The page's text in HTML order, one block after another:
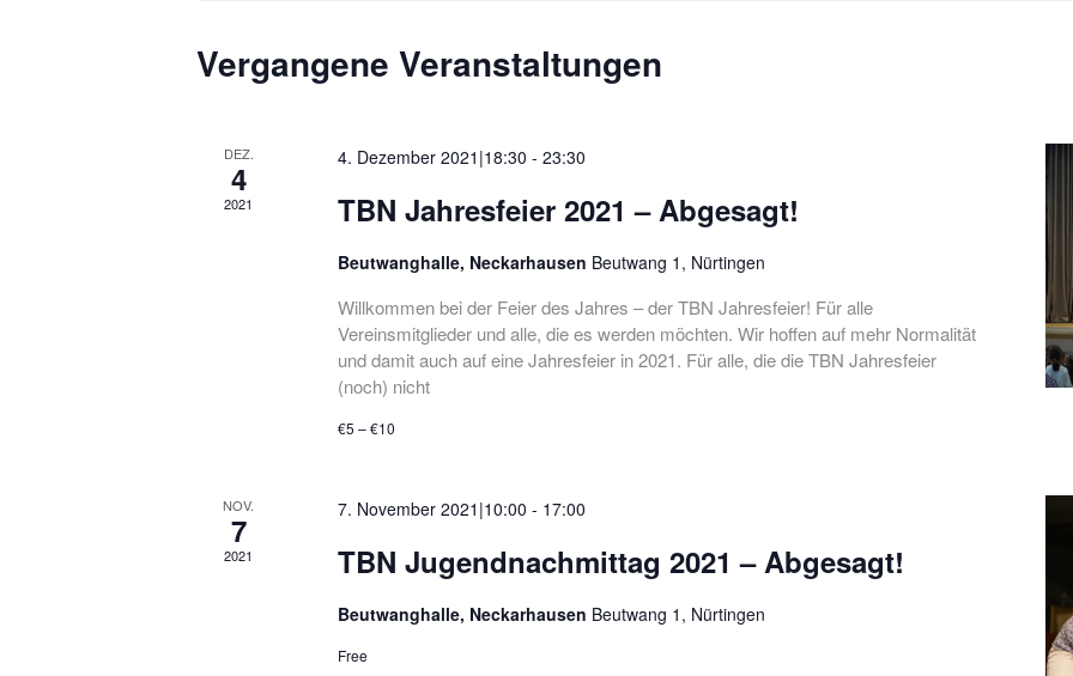
Vergangene Veranstaltungen
DEZ.
4
2021
4. Dezember 2021|18:30 -23:30
TBN Jahresfeier 2021 – Abgesagt!
Beutwanghalle, Neckarhausen Beutwang 1, Nürtingen
Willkommen bei der Feier des Jahres – der TBN Jahresfeier! Für alle
Vereinsmitglieder und alle, die es werden möchten. Wir hoffen auf mehr Normalität
und damit auch auf eine Jahresfeier in 2021. Für alle, die die TBN Jahresfeier
(noch) nicht
€5 – €10
NOV.
7
2021
7. November 2021|10:00 - 17:00
TBN Jugendnachmittag 2021 – Abgesagt!
Beutwanghalle, Neckarhausen Beutwang 1, Nürtingen
Free